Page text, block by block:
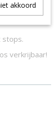
stops.
verkrijbaar!
akkoord